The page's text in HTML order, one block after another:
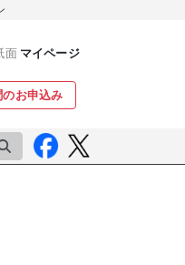
面 マイページ
のお申込み
検索